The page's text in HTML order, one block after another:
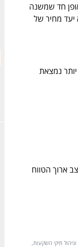
חד שמשנה
החדשה היא עלייה של כ-35% נוספים עד סוף 2022 שהוא יעד מחיר של
יותר נמצאת
הקצב ארוך הטווח
תיקי השקעות,